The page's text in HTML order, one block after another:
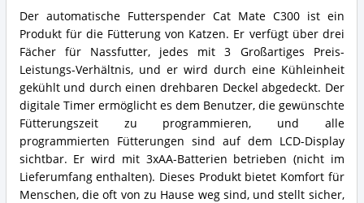
Cat
Mate
C300
Automatischer
Futterspender
Zusammenfassung:
Was
bietet
dieser
Futterautomat
für
Katzen?
Der automatische Futterspender Cat Mate C300 ist ein
Produkt für die Fütterung von Katzen. Er verfügt über drei
Fächer für Nassfutter, jedes mit 3 Großartiges Preis-
Leistungs-Verhältnis, und er wird durch eine Kühleinheit
gekühlt und durch einen drehbaren Deckel abgedeckt. Der
digitale Timer ermöglicht es dem Benutzer, die gewünschte
Fütterungszeit zu programmieren, und alle
programmierten Fütterungen sind auf dem LCD-Display
sichtbar. Er wird mit 3xAA-Batterien betrieben (nicht im
Lieferumfang enthalten). Dieses Produkt bietet Komfort für
Menschen, die oft von zu Hause weg sind, und stellt sicher,
Futterspender
Vorteile:
Was
spricht
für
diesen
Futterautomat
für
Katzen?